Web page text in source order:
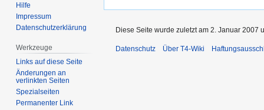
Hilfe
Impressum
Datenschutzerklärung
Werkzeuge
Links auf diese Seite
Änderungen an
verlinkten Seiten
Spezialseiten
Permanenter Link
Diese Seite wurde zuletzt am 2. Januar 2007
Datenschutz Über T4-Wiki